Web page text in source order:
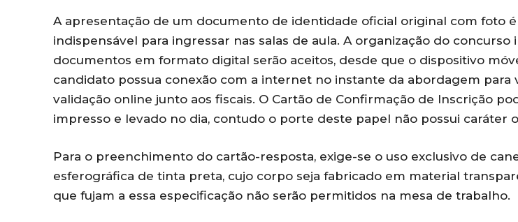
A apresentação de um documento de identidade oficial original com foto
indispensável para ingressar nas salas de aula. A organização do concurso
documentos em formato digital serão aceitos, desde que o dispositivo
candidato possua conexão com a internet no instante da abordagem para
validação online junto aos fiscais. O Cartão de Confirmação de Inscrição
impresso e levado no dia, contudo o porte deste papel não possui caráter
Para o preenchimento do cartão-resposta, exige-se o uso exclusivo de
esferográfica de tinta preta, cujo corpo seja fabricado em material
que fujam a essa especificação não serão permitidos na mesa de trabalho.